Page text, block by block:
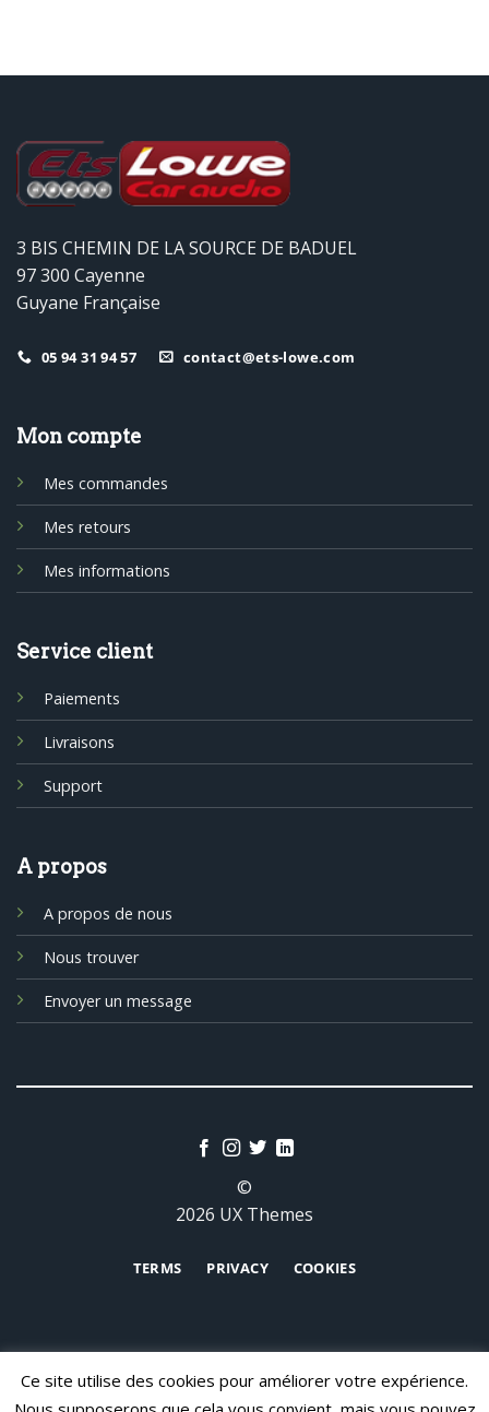
3 BIS CHEMIN DE LA SOURCE DE BADUEL
97 300 Cayenne
Guyane Française
05 94 31 94 57 contact@ets-lowe.com
Mon compte
Mes commandes
Mes retours
Mes informations
Service client
Paiements
Livraisons
Support
A propos
A propos de nous
Nous trouver
Envoyer un message
©
2026 UX Themes
TERMS PRIVACY COOKIES
Ce site utilise des cookies pour améliorer votre expérience.